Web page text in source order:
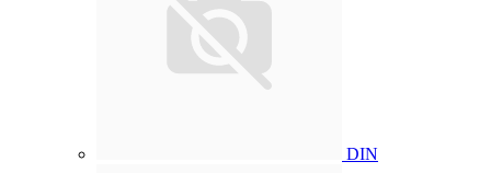
DIN